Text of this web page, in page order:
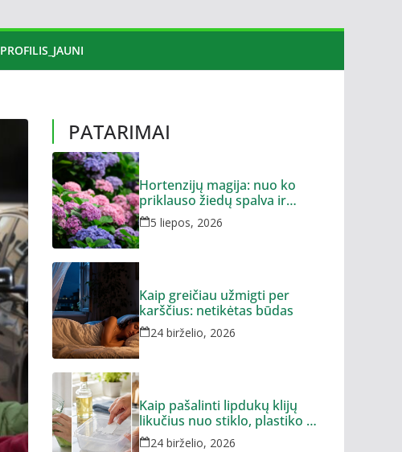
PROFILIS_JAUNI
PATARIMAI
Hortenzijų magija: nuo ko
priklauso žiedų spalva ir
dydis?
5 liepos, 2026
Kaip greičiau užmigti per
karščius: netikėtas būdas
24 birželio, 2026
Kaip pašalinti lipdukų klijų
likučius nuo stiklo, plastiko ar
metalo
24 birželio, 2026